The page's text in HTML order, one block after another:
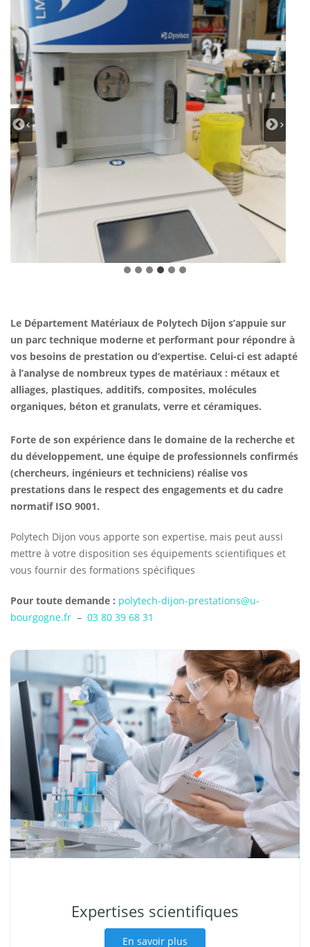
Le Département Matériaux de Polytech Dijon s’appuie sur
un parc technique moderne et performant pour répondre à
vos besoins de prestation ou d’expertise. Celui-ci est adapté
à l’analyse de nombreux types de matériaux : métaux et
alliages, plastiques, additifs, composites, molécules
organiques, béton et granulats, verre et céramiques.
Forte de son expérience dans le domaine de la recherche et
du développement, une équipe de professionnels confirmés
(chercheurs, ingénieurs et techniciens) réalise vos
prestations dans le respect des engagements et du cadre
normatif ISO 9001.
Polytech Dijon vous apporte son expertise, mais peut aussi
mettre à votre disposition ses équipements scientifiques et
vous fournir des formations spécifiques
Pour toute demande : polytech-dijon-prestations@u-
bourgogne.fr – 03 80 39 68 31
Expertises scientifiques
En savoir plus